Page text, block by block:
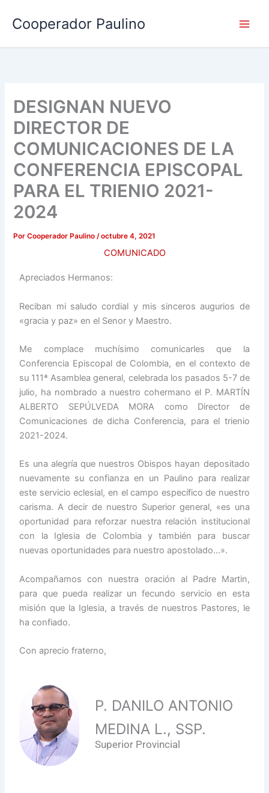
contenido
Cooperador Paulino
DESIGNAN NUEVO
DIRECTOR DE
COMUNICACIONES DE LA
CONFERENCIA EPISCOPAL
PARA EL TRIENIO 2021-
2024
PorCooperador Paulino/octubre 4, 2021
COMUNICADO
Apreciados Hermanos:
Reciban mi saludo cordial y mis sinceros augurios de
«gracia y paz» en el Senor y Maestro.
Me complace muchísimo comunicarles que la
Conferencia Episcopal de Colombia, en el contexto de
su 111ª Asamblea general, celebrada los pasados 5-7 de
julio, ha nombrado a nuestro cohermano el P. MARTÍN
ALBERTO SEPÚLVEDA MORA como Director de
Comunicaciones de dicha Conferencia, para el trienio
2021-2024.
Es una alegría que nuestros Obispos hayan depositado
nuevamente su confianza en un Paulino para realizar
este servicio eclesial, en el campo específico de nuestro
carisma. A decir de nuestro Superior general, «es una
oportunidad para reforzar nuestra relación institucional
con la Iglesia de Colombia y también para buscar
nuevas oportunidades para nuestro apostolado…».
Acompañamos con nuestra oración al Padre Martin,
para que pueda realizar un fecundo servicio en esta
misión que la Iglesia, a través de nuestros Pastores, le
ha confiado.
Con aprecio fraterno,
P. DANILO ANTONIO
MEDINA L., SSP.
Superior Provincial